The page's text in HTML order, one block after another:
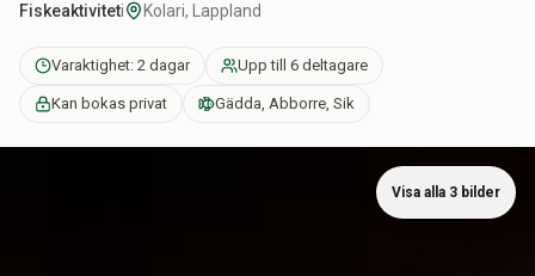
Fiskeaktiviteti Kolari, Lappland
Varaktighet: 2 dagar Upp till 6 deltagare
Kan bokas privat Gädda, Abborre, Sik
Visa alla 3 bilder